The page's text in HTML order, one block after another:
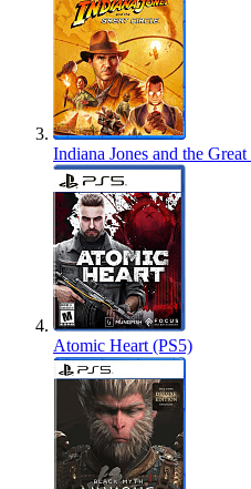
Indiana Jones and the
Atomic Heart (PS5)